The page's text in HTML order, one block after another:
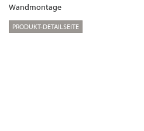
Wandmontage
PRODUKT-DETAILSEITE